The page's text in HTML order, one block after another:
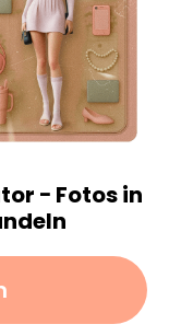
− Fotos in